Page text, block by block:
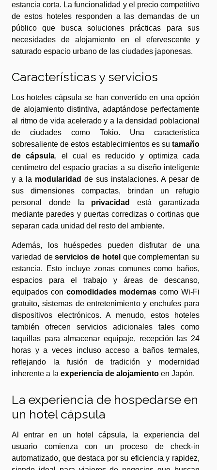
estancia corta. La funcionalidad y el precio competitivo
de estos hoteles responden a las demandas de un
público que busca soluciones prácticas para sus
necesidades de alojamiento en el efervescente y
saturado espacio urbano de las ciudades japonesas.
Características y servicios
Los hoteles cápsula se han convertido en una opción
de alojamiento distintiva, adaptándose perfectamente
al ritmo de vida acelerado y a la densidad poblacional
de ciudades como Tokio. Una característica
sobresaliente de estos establecimientos es su tamaño
de cápsula, el cual es reducido y optimiza cada
centímetro del espacio gracias a su diseño inteligente
y a la modularidad de sus instalaciones. A pesar de
sus dimensiones compactas, brindan un refugio
personal donde la privacidad
está garantizada
mediante paredes y puertas corredizas o cortinas que
separan cada unidad del resto del ambiente.
Además, los huéspedes pueden disfrutar de una
variedad deservicios de hotel que complementan su
estancia. Esto incluye zonas comunes como baños,
espacios para el trabajo y áreas de descanso,
equipados con comodidades modernas como Wi-Fi
gratuito, sistemas de entretenimiento y enchufes para
dispositivos electrónicos. A menudo, estos hoteles
también ofrecen servicios adicionales tales como
taquillas para almacenar equipaje, recepción las 24
horas y a veces incluso acceso a baños termales,
reflejando la fusión de tradición y modernidad
inherente a la experiencia de alojamiento en Japón.
La experiencia de hospedarse en
un hotel cápsula
Al entrar en un hotel cápsula, la experiencia del
usuario comienza con un proceso de check-in
automatizado, que destaca por su eficiencia y rapidez,